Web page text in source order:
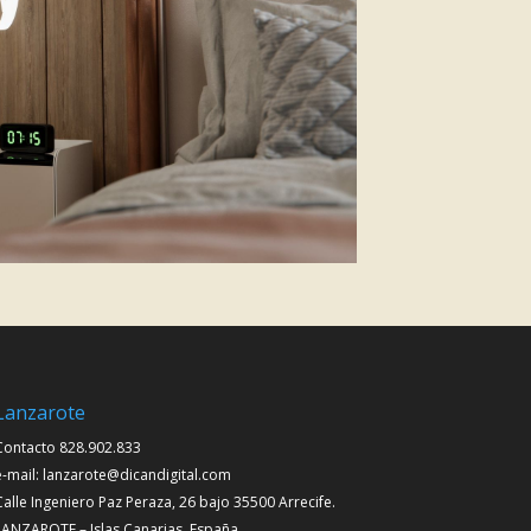
828.902.833
mail: lanzarote@dicandigital.com
Ingeniero Paz Peraza, 26 bajo 35500 Arrecife.